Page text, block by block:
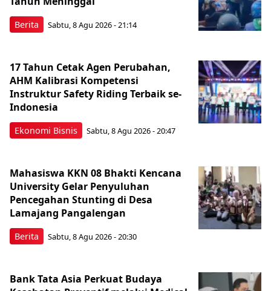
Berita Sabtu, 8 Agu 2026 - 21:14
Ekonomi Bisnis
17 Tahun Cetak Agen Perubahan,
AHM Kalibrasi Kompetensi
Instruktur Safety Riding Terbaik se-
Indonesia
Sabtu, 8 Agu 2026 - 20:47
Berita
Mahasiswa KKN 08 Bhakti Kencana
University Gelar Penyuluhan
Pencegahan Stunting di Desa
Lamajang Pangalengan
Sabtu, 8 Agu 2026 - 20:30
Bank Tata Asia Perkuat Budaya